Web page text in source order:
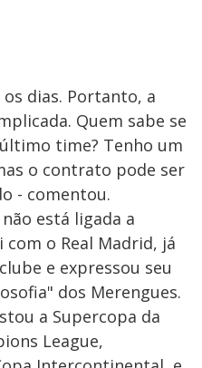
dias. Portanto, a
Quem sabe se
time? Tenho um
o contrato pode ser
- comentou.
está ligada a
o Real Madrid, já
e expressou seu
dos Merengues.
a Supercopa da
League,